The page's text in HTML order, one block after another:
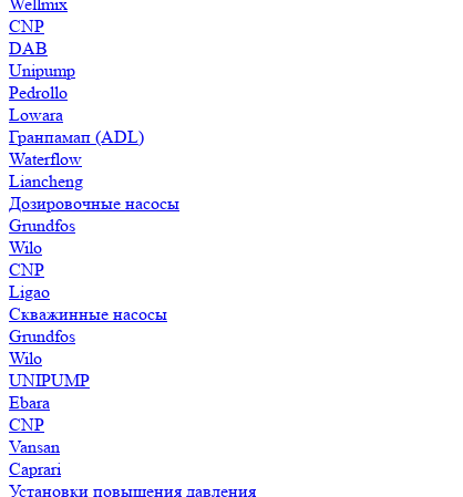
CNP
DAB
Unipump
Pedrollo
Lowara
Гранпамап (ADL)
Waterflow
Liancheng
Дозировочные насосы
Grundfos
Wilo
CNP
Ligao
Скважинные насосы
Grundfos
Wilo
UNIPUMP
Ebara
CNP
Vansan
Caprari
Установки повышения давления